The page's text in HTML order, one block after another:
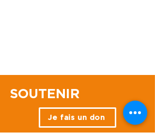
SOUTENIR
Je fais un don